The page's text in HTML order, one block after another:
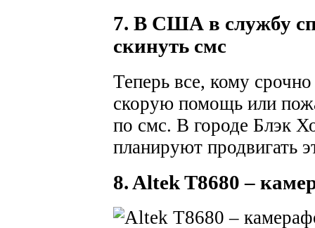
7. В США в службу
скинуть смс
Теперь все, кому
скорую помощь или
по смс. В городе Блэк
планируют продвигать
8. Altek T8680 –